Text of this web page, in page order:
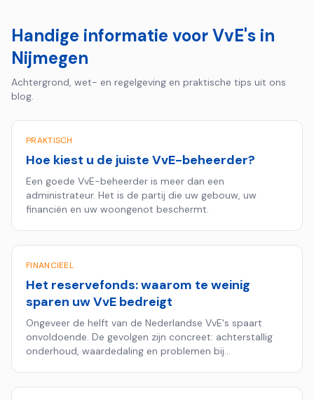
Handige informatie voor VvE's in
Nijmegen
Achtergrond, wet- en regelgeving en praktische tips uit ons
blog.
PRAKTISCH
Hoe kiest u de juiste VvE-beheerder?
Een goede VvE-beheerder is meer dan een
administrateur. Het is de partij die uw gebouw, uw
financiën en uw woongenot beschermt.
FINANCIEEL
Het reservefonds: waarom te weinig
sparen uw VvE bedreigt
Ongeveer de helft van de Nederlandse VvE's spaart
onvoldoende. De gevolgen zijn concreet: achterstallig
onderhoud, waardedaling en problemen bij